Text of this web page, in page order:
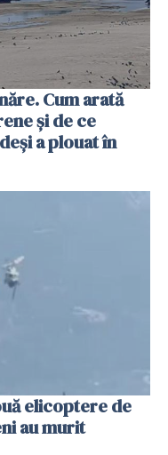
Cum arată
și de ce
a plouat în
elicoptere de
au murit